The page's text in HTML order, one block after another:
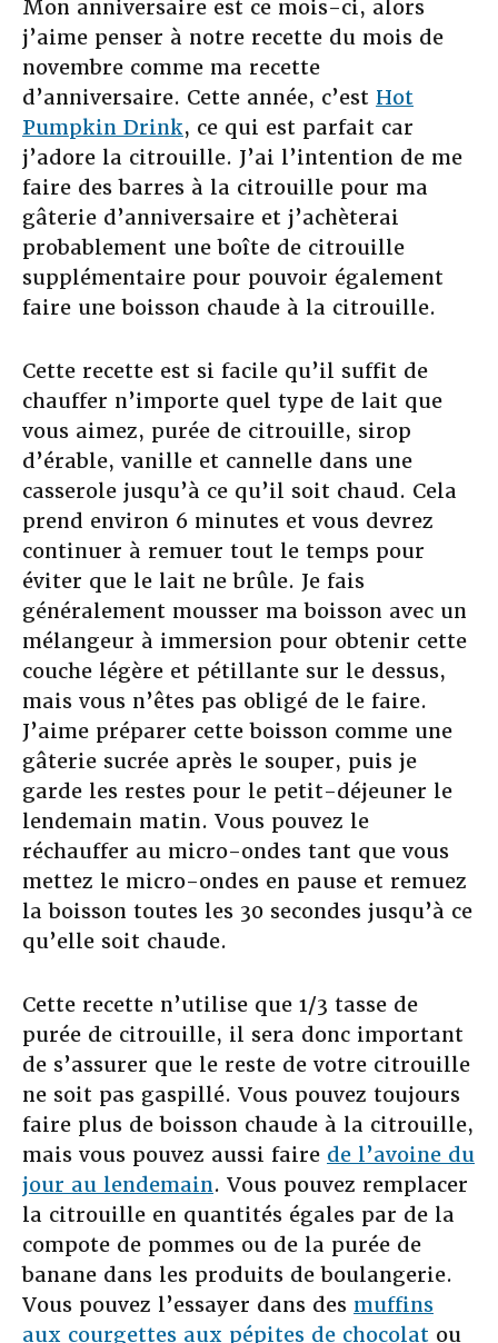
Mon anniversaire est ce mois-ci, alors
j’aime penser à notre recette du mois de
novembre comme ma recette
d’anniversaire. Cette année, c’est Hot
Pumpkin Drink, ce qui est parfait car
j’adore la citrouille. J’ai l’intention de me
faire des barres à la citrouille pour ma
gâterie d’anniversaire et j’achèterai
probablement une boîte de citrouille
supplémentaire pour pouvoir également
faire une boisson chaude à la citrouille.
Cette recette est si facile qu’il suffit de
chauffer n’importe quel type de lait que
vous aimez, purée de citrouille, sirop
d’érable, vanille et cannelle dans une
casserole jusqu’à ce qu’il soit chaud. Cela
prend environ 6 minutes et vous devrez
continuer à remuer tout le temps pour
éviter que le lait ne brûle. Je fais
généralement mousser ma boisson avec un
mélangeur à immersion pour obtenir cette
couche légère et pétillante sur le dessus,
mais vous n’êtes pas obligé de le faire.
J’aime préparer cette boisson comme une
gâterie sucrée après le souper, puis je
garde les restes pour le petit-déjeuner le
lendemain matin. Vous pouvez le
réchauffer au micro-ondes tant que vous
mettez le micro-ondes en pause et remuez
la boisson toutes les 30 secondes jusqu’à ce
qu’elle soit chaude.
Cette recette n’utilise que 1/3 tasse de
purée de citrouille, il sera donc important
de s’assurer que le reste de votre citrouille
ne soit pas gaspillé. Vous pouvez toujours
faire plus de boisson chaude à la citrouille,
mais vous pouvez aussi faire de l’avoine du
jour au lendemain. Vous pouvez remplacer
la citrouille en quantités égales par de la
compote de pommes ou de la purée de
banane dans les produits de boulangerie.
Vous pouvez l’essayer dans des muffins
aux courgettes aux pépites de chocolat ou